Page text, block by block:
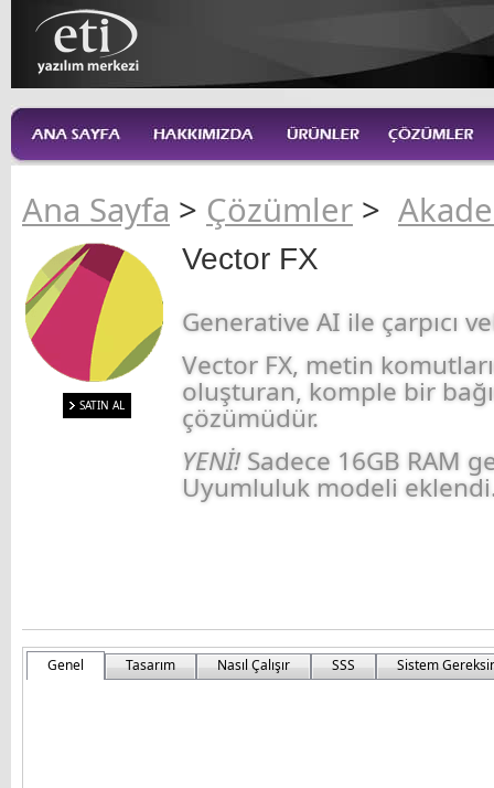
Ana Sayfa > Çözümler >
SATIN AL
Vector FX
Generative AI ile çarpıcı
Vector FX, metin
oluşturan, komple bir
çözümüdür.
YENİ! Sadece 16GB RAM
Uyumluluk modeli
Genel Tasarım Nasıl Çalışır SSS Sistem